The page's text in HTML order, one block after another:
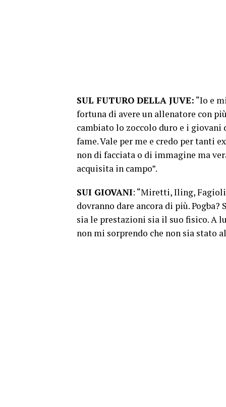
SUL FUTURO DELLA JUVE: “Io e
fortuna di avere un allenatore con
cambiato lo zoccolo duro e i giovani
fame. Vale per me e credo per tanti
non di facciata o di immagine ma
acquisita in campo”.
SUI GIOVANI: “Miretti, Iling,
dovranno dare ancora di più.
sia le prestazioni sia il suo fisico. A
non mi sorprendo che non sia stato